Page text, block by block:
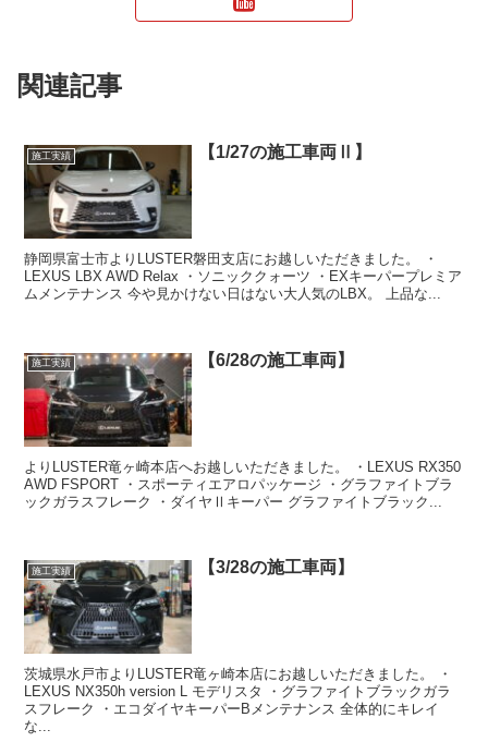
関連記事
施工実績 【1/27の施工車両Ⅱ】
静岡県富士市よりLUSTER磐田支店にお越しいただきました。 ・
LEXUS LBX AWD Relax ・ソニッククォーツ ・EXキーパープレミア
ムメンテナンス 今や見かけない日はない大人気のLBX。 上品な...
施工実績 【6/28の施工車両】
よりLUSTER竜ヶ崎本店へお越しいただきました。 ・LEXUS RX350
AWD FSPORT ・スポーティエアロパッケージ ・グラファイトブラ
ックガラスフレーク ・ダイヤⅡキーパー グラファイトブラック...
施工実績 【3/28の施工車両】
茨城県水戸市よりLUSTER竜ヶ崎本店にお越しいただきました。 ・
LEXUS NX350h version L モデリスタ ・グラファイトブラックガラ
スフレーク ・エコダイヤキーパーBメンテナンス 全体的にキレイ
な...